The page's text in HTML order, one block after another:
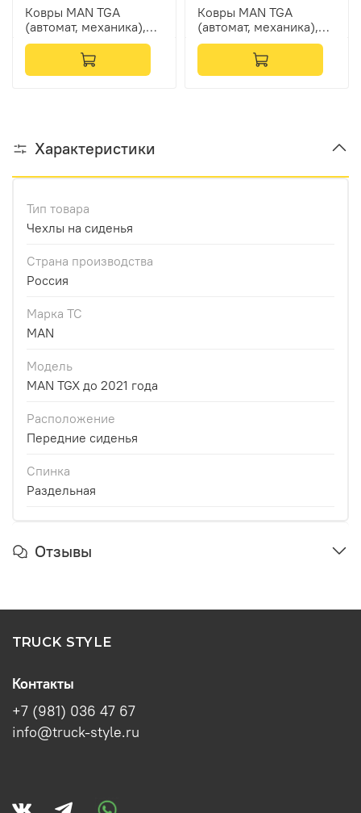
Ковры MAN TGA
(автомат, механика),
(экокожа, бежевый,
бежевый кант, синяя
вышивка)
Ковры MAN TGA
(автомат, механика),
(экокожа, бежевый,
бежевый кант, красная
вышивка)
Характеристики
Тип товара
Чехлы на сиденья
Страна производства
Россия
Марка ТС
MAN
Модель
MAN TGX до 2021 года
Расположение
Передние сиденья
Спинка
Раздельная
Отзывы
TRUCK STYLE
Контакты
+7 (981) 036 47 67
info@truck-style.ru